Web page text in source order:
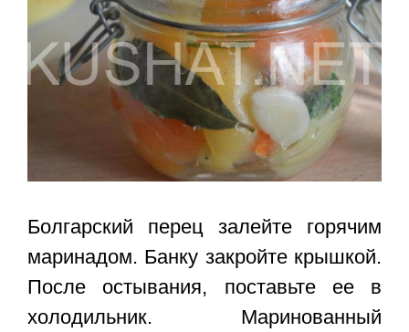
Болгарский перец залейте горячим
маринадом. Банку закройте крышкой.
После остывания, поставьте ее в
холодильник. Маринованный